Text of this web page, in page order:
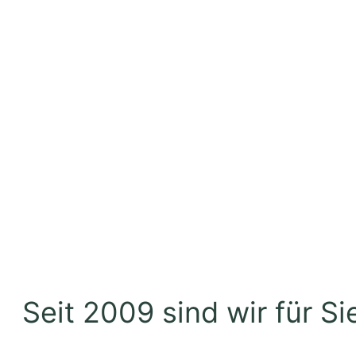
Seit 2009 sind wir für